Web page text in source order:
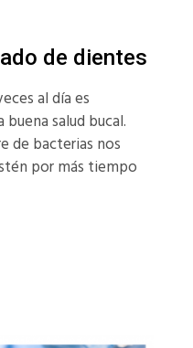
de dientes
al día es
salud bucal.
de bacterias nos
por más tiempo